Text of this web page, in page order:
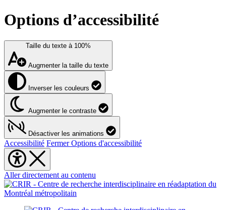
Options d’accessibilité
Taille du texte à 100%
Augmenter la taille du texte
Inverser les couleurs
Augmenter le contraste
Désactiver les animations
Accessibilité Fermer Options d'accessibilité
Aller directement au contenu